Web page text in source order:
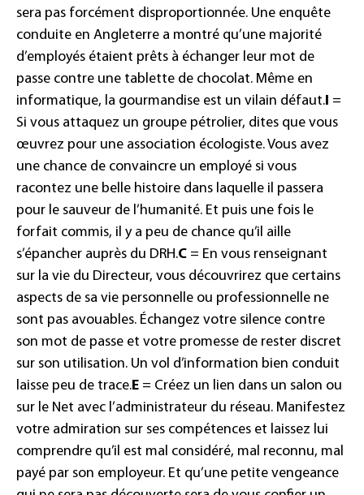
sera pas forcément disproportionnée. Une enquête
conduite en Angleterre a montré qu’une majorité
d’employés étaient prêts à échanger leur mot de
passe contre une tablette de chocolat. Même en
informatique, la gourmandise est un vilain défaut.I =
Si vous attaquez un groupe pétrolier, dites que vous
œuvrez pour une association écologiste. Vous avez
une chance de convaincre un employé si vous
racontez une belle histoire dans laquelle il passera
pour le sauveur de l’humanité. Et puis une fois le
forfait commis, il y a peu de chance qu’il aille
s’épancher auprès du DRH.C = En vous renseignant
sur la vie du Directeur, vous découvrirez que certains
aspects de sa vie personnelle ou professionnelle ne
sont pas avouables. Échangez votre silence contre
son mot de passe et votre promesse de rester discret
sur son utilisation. Un vol d’information bien conduit
laisse peu de trace.E = Créez un lien dans un salon ou
sur le Net avec l’administrateur du réseau. Manifestez
votre admiration sur ses compétences et laissez lui
comprendre qu’il est mal considéré, mal reconnu, mal
payé par son employeur. Et qu’une petite vengeance